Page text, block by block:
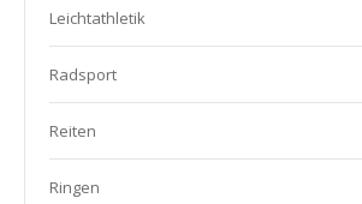
Leichtathletik
Radsport
Reiten
Ringen